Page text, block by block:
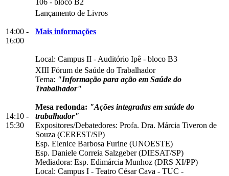
14:00 -
16:00
Lançamento de Livros
Mais informações
Local: Campus II - Auditório Ipê - bloco B3
14:10 -
15:30
XIII Fórum de Saúde do Trabalhador
Tema: "Informação para ação em Saúde do
Trabalhador"
Mesa redonda: "Ações integradas em saúde do
trabalhador"
Expositores/Debatedores: Profa. Dra. Márcia Tiveron de
Souza (CEREST/SP)
Esp. Elenice Barbosa Furine (UNOESTE)
Esp. Daniele Correia Salzgeber (DIESAT/SP)
Mediadora: Esp. Edimárcia Munhoz (DRS XI/PP)
Local: Campus I - Teatro César Cava - TUC -